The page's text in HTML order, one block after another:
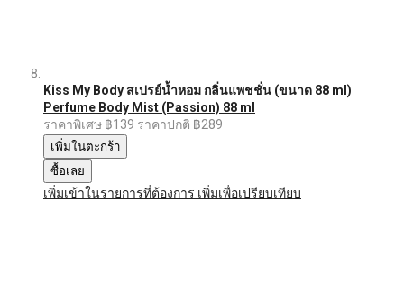
Kiss My Body สเปรย์น้ำหอม กลิ่นแพชชั่น (ขนาด 88 ml)
Perfume Body Mist (Passion) 88 ml
ราคาพิเศษ ฿139 ราคาปกติ ฿289
เพิ่มในตะกร้า
ซื้อเลย
เพิ่มเข้าในรายการที่ต้องการ เพิ่มเพื่อเปรียบเทียบ